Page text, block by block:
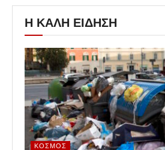
Η ΚΑΛΗ ΕΙΔΗΣΗ
ΚΌΣΜΟΣ